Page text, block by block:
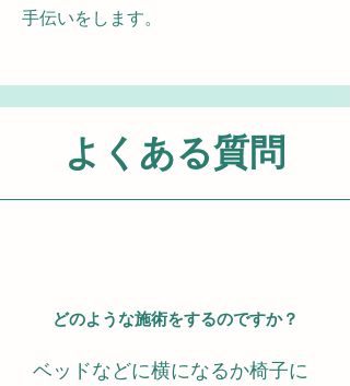
手伝いをします。
よくある質問
どのような施術をするのですか？
ベッドなどに横になるか椅子に